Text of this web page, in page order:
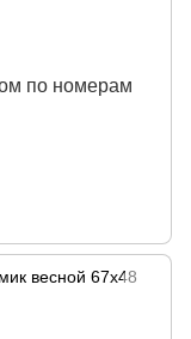
по номерам